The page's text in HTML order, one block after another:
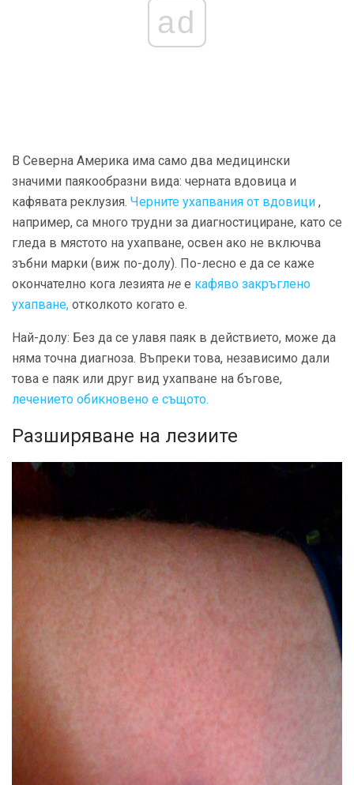
ad
В Северна Америка има само два медицински
значими паякообразни вида: черната вдовица и
кафявата реклузия. Черните ухапвания от вдовици ,
например, са много трудни за диагностициране, като се
гледа в мястото на ухапване, освен ако не включва
зъбни марки (виж по-долу). По-лесно е да се каже
окончателно кога лезията не е кафяво закръглено
ухапване, отколкото когато е.
Най-долу: Без да се улавя паяк в действието, може да
няма точна диагноза. Въпреки това, независимо дали
това е паяк или друг вид ухапване на бъгове,
лечението обикновено е същото.
Разширяване на лезиите